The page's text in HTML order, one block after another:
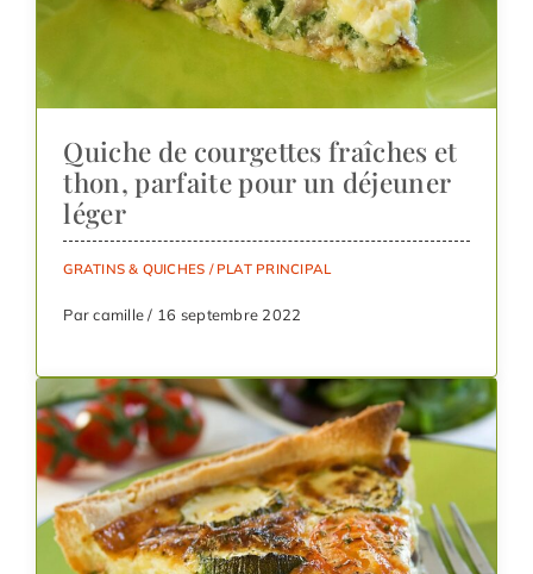
Quiche de courgettes fraîches et
thon, parfaite pour un déjeuner
léger
GRATINS & QUICHES / PLAT PRINCIPAL
Par camille / 16 septembre 2022